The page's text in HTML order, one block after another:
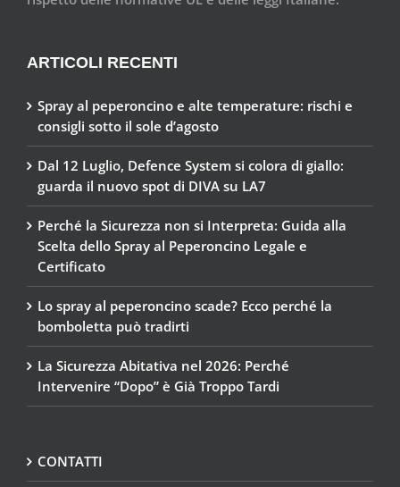
ARTICOLI RECENTI
Spray al peperoncino e alte temperature: rischi e
consigli sotto il sole d’agosto
Dal 12 Luglio, Defence System si colora di giallo:
guarda il nuovo spot di DIVA su LA7
Perché la Sicurezza non si Interpreta: Guida alla
Scelta dello Spray al Peperoncino Legale e
Certificato
Lo spray al peperoncino scade? Ecco perché la
bomboletta può tradirti
La Sicurezza Abitativa nel 2026: Perché
Intervenire “Dopo” è Già Troppo Tardi
CONTATTI